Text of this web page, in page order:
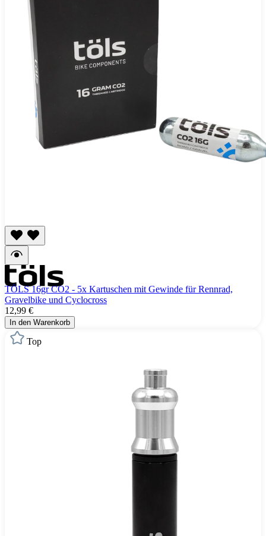
TÖLS 16gr CO2 - 5x Kartuschen mit Gewinde für Rennrad,
Gravelbike und Cyclocross
12,99 €
In den Warenkorb
Top